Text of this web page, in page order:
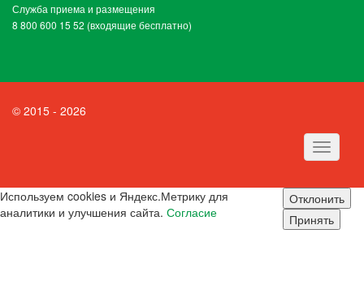
Служба приема и размещения
8 800 600 15 52 (входящие бесплатно)
© 2015 - 2026
Toggle
Используем cookies и Яндекс.Метрику для
аналитики и улучшения сайта. Согласие
Отклонить
Принять